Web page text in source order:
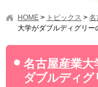
アクセス
情報公開
学園ニュース
HOME > トピックス > 名
大学がダブルディグリー
名古屋産業大
ダブルディ